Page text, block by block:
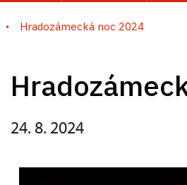
Hradozámecká noc 2024
24. 8. 2024